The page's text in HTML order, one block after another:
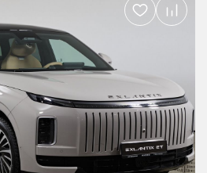
Добавить
в